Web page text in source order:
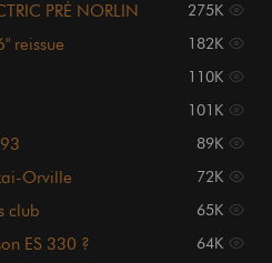
PRÉ NORLIN 275K
reissue 182K
110K
101K
89K
Orville 72K
club 65K
ES 330 ? 64K